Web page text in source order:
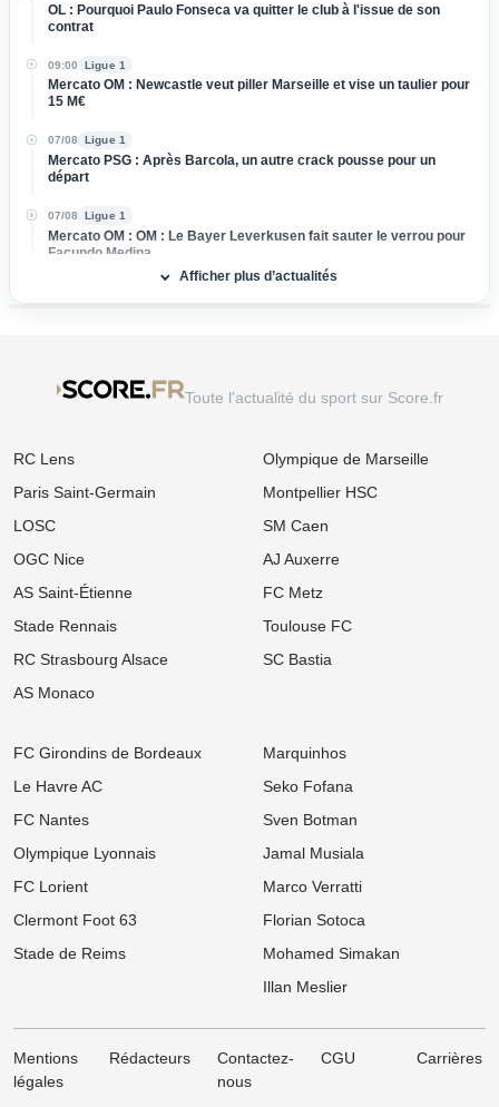
OL : Pourquoi Paulo Fonseca va quitter le club à l'issue de son
contrat
09:00 Ligue 1
Mercato OM : Newcastle veut piller Marseille et vise un taulier pour
15 M€
07/08 Ligue 1
Mercato PSG : Après Barcola, un autre crack pousse pour un
départ
07/08 Ligue 1
Mercato OM : OM : Le Bayer Leverkusen fait sauter le verrou pour
Facundo Medina
Mercato OM : Vente surprise pour Rulli, Marseille dégaine une offre
pour un ancien du PSG
Mercato OL : Orel Mangala prend la porte, direction la Liga !
07/08 Ligue 2
Mercato : L'ASSE boucle l’arrivée d'un milieu défensif pour 3 M€
07/08
Marseille !
07/08 Ligue 1
Mercato Rennes : Fulham et Liverpool à l'affût, le SRFC résiste
Mercato PSG : Luis Enrique pousse un crack de 18 ans vers la
sortie !
07/08 Ligue 1
prépare son grand retour à Lille !
Afficher plus d’actualités
Toute l'actualité du sport sur Score.fr
RC Lens
Paris Saint-Germain
LOSC
OGC Nice
AS Saint-Étienne
Stade Rennais
RC Strasbourg Alsace
AS Monaco
Olympique de Marseille
Montpellier HSC
SM Caen
AJ Auxerre
FC Metz
Toulouse FC
SC Bastia
FC Girondins de Bordeaux
Le Havre AC
FC Nantes
Olympique Lyonnais
FC Lorient
Clermont Foot 63
Stade de Reims
Marquinhos
Seko Fofana
Sven Botman
Jamal Musiala
Marco Verratti
Florian Sotoca
Mohamed Simakan
Illan Meslier
Mentions
légales
Rédacteurs
Contactez-
nous
CGU Carrières